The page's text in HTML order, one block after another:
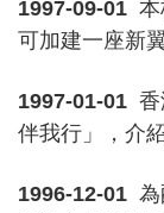
1997-09-01
可加建一座新
1997-01-01
伴我行」，介
1996-12-01